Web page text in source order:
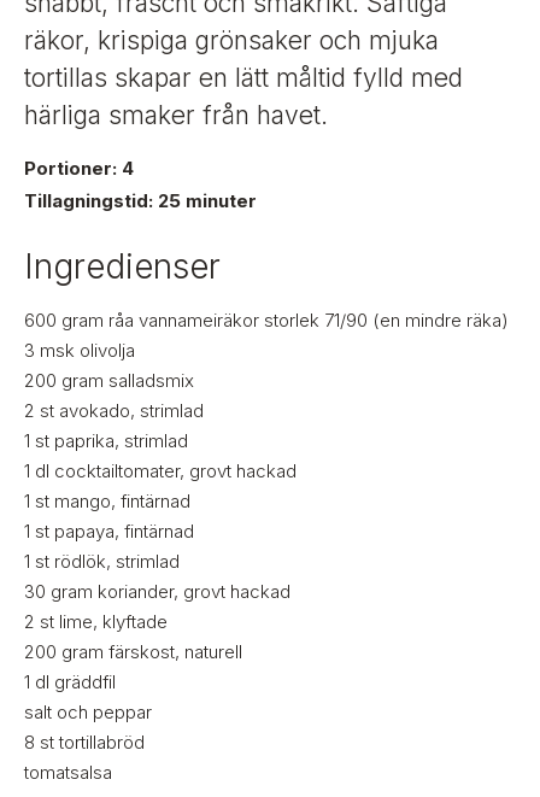
i
g
räkor, krispiga grönsaker och mjuka
tortillas skapar en lätt måltid fylld med
härliga smaker från havet.
Portioner: 4
Tillagningstid: 25 minuter
Ingredienser
600 gram råa vannameiräkor storlek 71/90 (en mindre räka)
3 msk olivolja
200 gram salladsmix
2 st avokado, strimlad
1 st paprika, strimlad
1 dl cocktailtomater, grovt hackad
1 st mango, fintärnad
1 st papaya, fintärnad
1 st rödlök, strimlad
30 gram koriander, grovt hackad
2 st lime, klyftade
200 gram färskost, naturell
1 dl gräddfil
salt och peppar
8 sttortillabröd
tomatsalsa